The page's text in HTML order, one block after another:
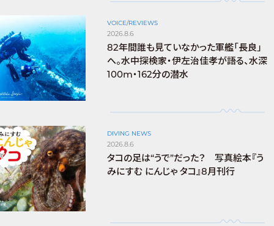
VOICE/REVIEWS
2026.8.6
82年間誰も見ていなかった軍艦「長良」
へ。水中探検家・伊左治佳孝が語る、水深
100m・162分の潜水
DIVING NEWS
2026.8.6
タコの足は“うで”だった？ 写真絵本『う
みにすむ にんじゃ タコ』8月刊行